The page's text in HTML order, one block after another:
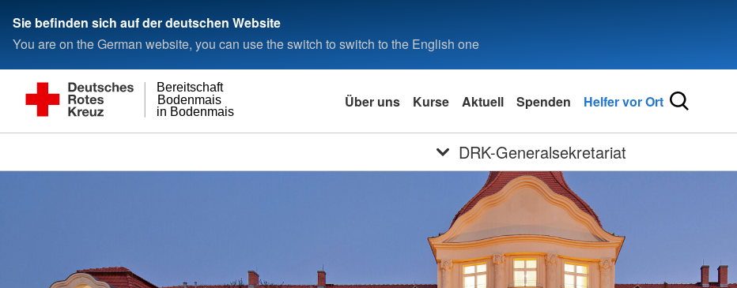
Sie befinden sich auf der deutschen Website
You are on the German website, you can use the switch to switch to the English one
in Bodenmais
Bodenmais
Bereitschaft
Über uns Kurse Aktuell Spenden Helfer vor Ort
DRK-Generalsekretariat